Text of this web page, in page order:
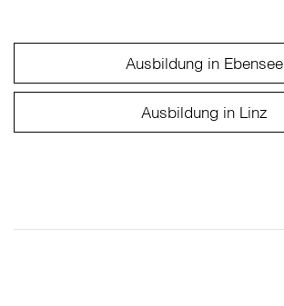
Ausbildung in Ebensee
Ausbildung in Linz